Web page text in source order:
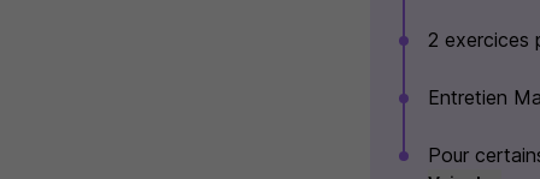
2 exercices
Entretien
Pour